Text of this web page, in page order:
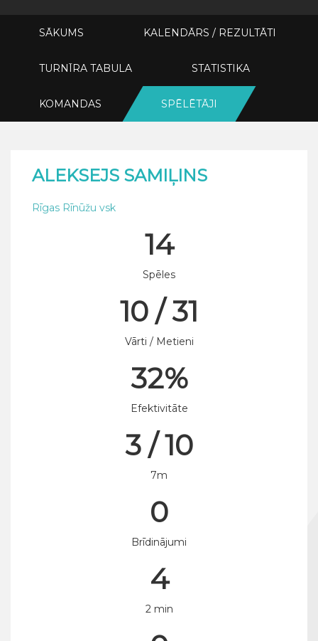
SĀKUMS KALENDĀRS / REZULTĀTI
TURNĪRA TABULA STATISTIKA
KOMANDAS SPĒLĒTĀJI
ALEKSEJS SAMIĻINS
Rīgas Rīnūžu vsk
14
Spēles
10 / 31
Vārti / Metieni
32%
Efektivitāte
3 / 10
7m
0
Brīdinājumi
4
2 min